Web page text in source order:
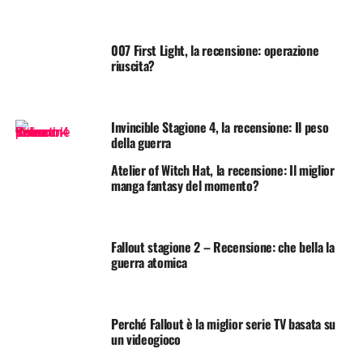
007 First Light, la recensione: operazione
riuscita?
Invincible Stagione 4, la recensione: Il peso
della guerra
Atelier of Witch Hat, la recensione: Il miglior
manga fantasy del momento?
Fallout stagione 2 – Recensione: che bella la
guerra atomica
Perché Fallout è la miglior serie TV basata su
un videogioco